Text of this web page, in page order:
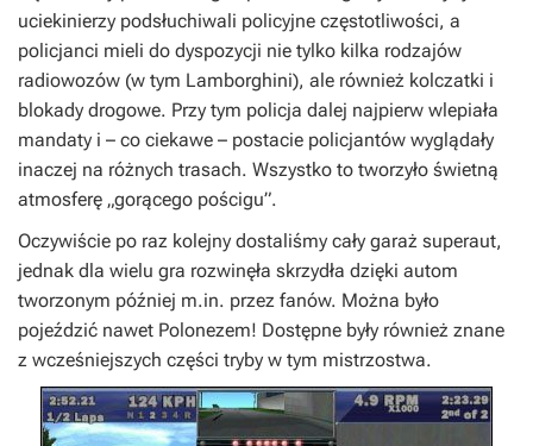
uciekinierzy podsłuchiwali policyjne częstotliwości, a
policjanci mieli do dyspozycji nie tylko kilka rodzajów
radiowozów (w tym Lamborghini), ale również kolczatki i
blokady drogowe. Przy tym policja dalej najpierw wlepiała
mandaty i – co ciekawe – postacie policjantów wyglądały
inaczej na różnych trasach. Wszystko to tworzyło świetną
atmosferę „gorącego pościgu”.
Oczywiście po raz kolejny dostaliśmy cały garaż superaut,
jednak dla wielu gra rozwinęła skrzydła dzięki autom
tworzonym później m.in. przez fanów. Można było
pojeździć nawet Polonezem! Dostępne były również znane
z wcześniejszych części tryby w tym mistrzostwa.